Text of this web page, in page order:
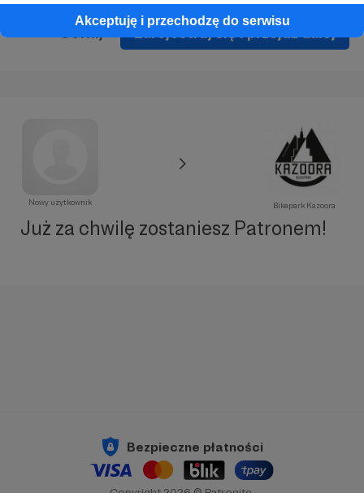
Akceptuję i przechodzę do serwisu
Zarejestruj się i przejdź dalej
Nowy użytkownik Bikepark Kazoora
Już za chwilę zostaniesz Patronem!
Bezpieczne płatności